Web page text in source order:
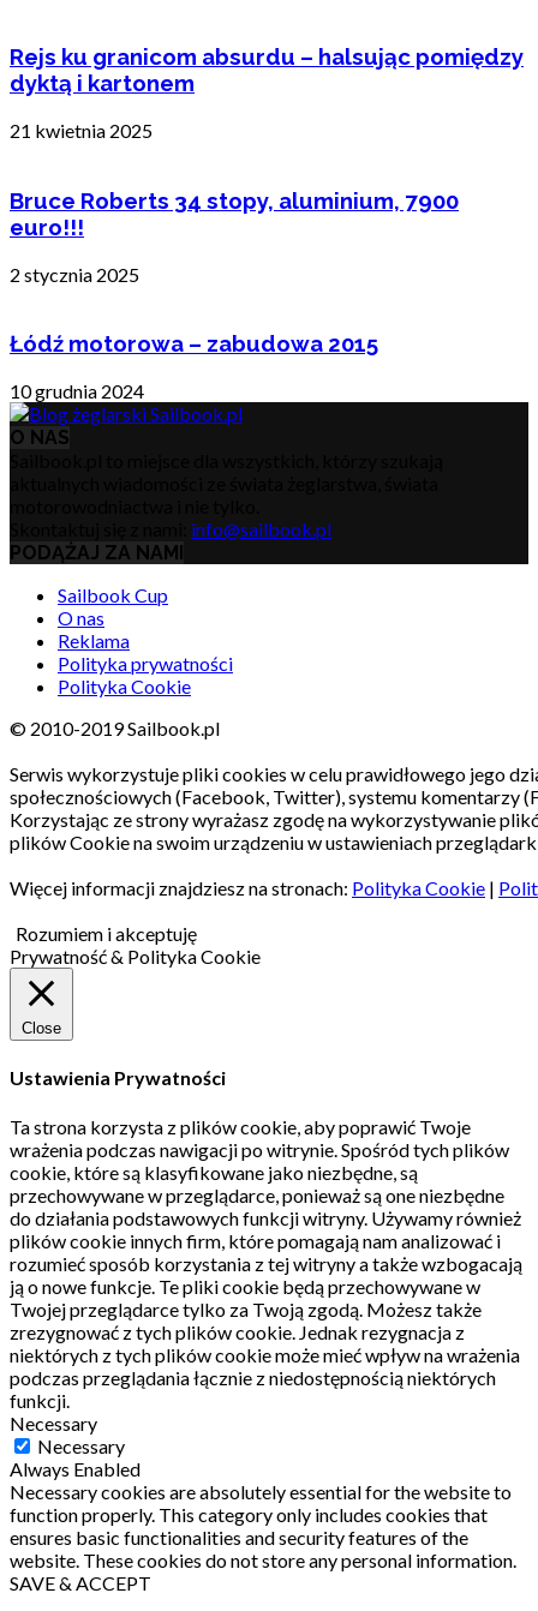
Rejs ku granicom absurdu – halsując pomiędzy
dyktą i kartonem
21 kwietnia 2025
Bruce Roberts 34 stopy, aluminium, 7900
euro!!!
2 stycznia 2025
Łódź motorowa – zabudowa 2015
10 grudnia 2024
O NAS
info@sailbook.pl
PODĄŻAJ ZA NAMI
Sailbook Cup
O nas
Reklama
Polityka prywatności
Polityka Cookie
© 2010-2019 Sailbook.pl
Serwis wykorzystuje pliki cookies w celu prawidłowego jego
społecznościowych (Facebook, Twitter), systemu komentarzy
Korzystając ze strony wyrażasz zgodę na wykorzystywanie
plików Cookie na swoim urządzeniu w ustawieniach
Więcej informacji znajdziesz na stronach: Polityka Cookie |
Rozumiem i akceptuję
Prywatność & Polityka Cookie
Close
Ustawienia Prywatności
Ta strona korzysta z plików cookie, aby poprawić Twoje
wrażenia podczas nawigacji po witrynie. Spośród tych plików
cookie, które są klasyfikowane jako niezbędne, są
przechowywane w przeglądarce, ponieważ są one niezbędne
do działania podstawowych funkcji witryny. Używamy również
plików cookie innych firm, które pomagają nam analizować i
rozumieć sposób korzystania z tej witryny a także wzbogacają
ją o nowe funkcje. Te pliki cookie będą przechowywane w
Twojej przeglądarce tylko za Twoją zgodą. Możesz także
zrezygnować z tych plików cookie. Jednak rezygnacja z
niektórych z tych plików cookie może mieć wpływ na wrażenia
podczas przeglądania łącznie z niedostępnością niektórych
funkcji.
Necessary
Necessary
Always Enabled
Necessary cookies are absolutely essential for the website to
function properly. This category only includes cookies that
ensures basic functionalities and security features of the
website. These cookies do not store any personal information.
SAVE & ACCEPT